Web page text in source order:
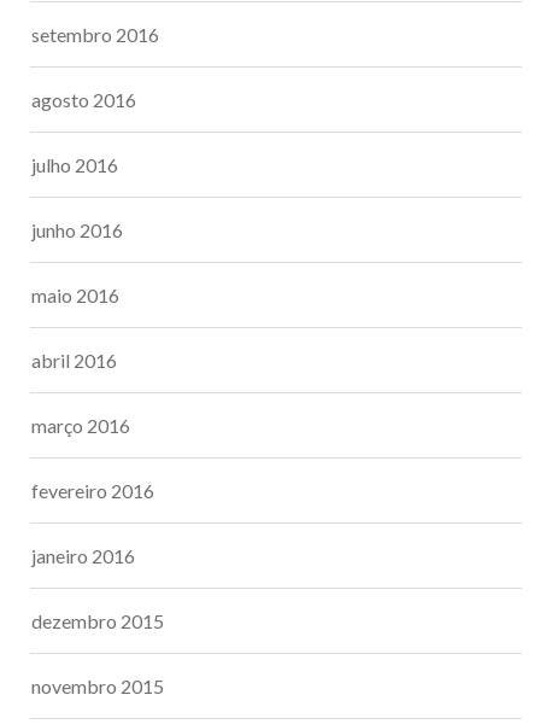
setembro 2016
agosto 2016
julho 2016
junho 2016
maio 2016
abril 2016
março 2016
fevereiro 2016
janeiro 2016
dezembro 2015
novembro 2015